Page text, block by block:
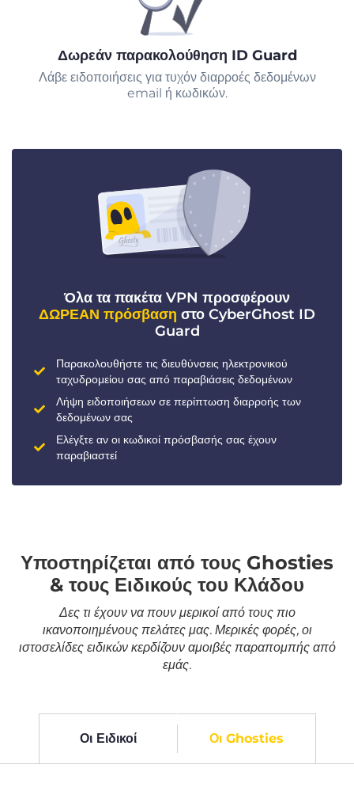
Δωρεάν παρακολούθηση ID Guard
Λάβε ειδοποιήσεις για τυχόν διαρροές δεδομένων
email ή κωδικών.
Όλα τα πακέτα VPN προσφέρουν
ΔΩΡΕΑΝ πρόσβαση στο CyberGhost ID
Guard
Παρακολουθήστε τις διευθύνσεις ηλεκτρονικού
ταχυδρομείου σας από παραβιάσεις δεδομένων
Λήψη ειδοποιήσεων σε περίπτωση διαρροής των
δεδομένων σας
Ελέγξτε αν οι κωδικοί πρόσβασής σας έχουν
παραβιαστεί
Υποστηρίζεται από τους Ghosties
& τους Ειδικούς του Κλάδου
Δες τι έχουν να πουν μερικοί από τους πιο
ικανοποιημένους πελάτες μας. Μερικές φορές, οι
ιστοσελίδες ειδικών κερδίζουν αμοιβές παραπομπής από
εμάς.
Οι Ειδικοί Οι Ghosties